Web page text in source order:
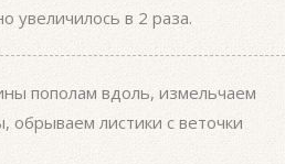
увеличилось в 2 раза.
пополам вдоль, измельчаем
обрываем листики с веточки